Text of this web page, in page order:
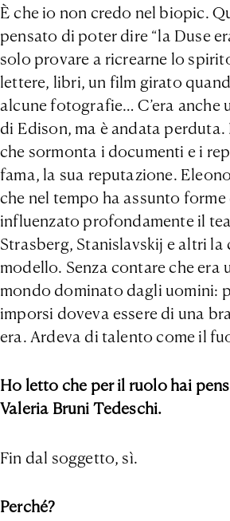
È che io non credo nel biopic.
pensato di poter dire “la Duse
solo provare a ricrearne lo
lettere, libri, un film girato
alcune fotografie… C’era anche
di Edison, ma è andata perduta.
che sormonta i documenti e i
fama, la sua reputazione.
che nel tempo ha assunto forme
influenzato profondamente il
Strasberg, Stanislavskij e altri la
modello. Senza contare che era
mondo dominato dagli uomini:
imporsi doveva essere di una
era. Ardeva di talento come il
Ho letto che per il ruolo hai
Valeria Bruni Tedeschi.
Fin dal soggetto, sì.
Perché?